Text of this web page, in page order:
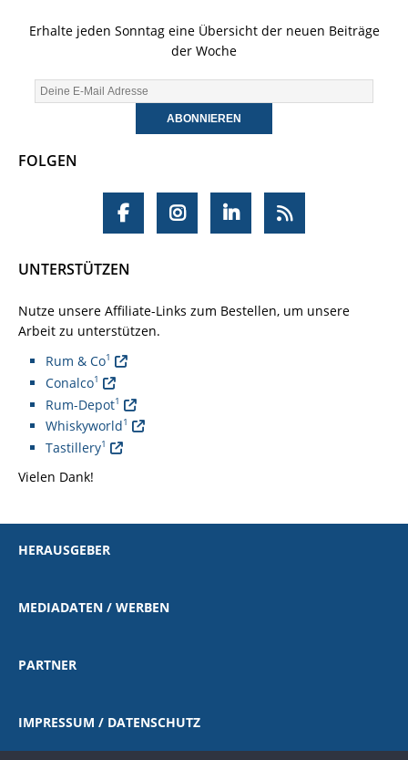
Erhalte jeden Sonntag eine Übersicht der neuen Beiträge
der Woche
FOLGEN
UNTERSTÜTZEN
Nutze unsere Affiliate-Links zum Bestellen, um unsere
Arbeit zu unterstützen.
Rum & Co1
Conalco1
Rum-Depot1
Whiskyworld1
Tastillery1
Vielen Dank!
HERAUSGEBER
MEDIADATEN / WERBEN
PARTNER
IMPRESSUM / DATENSCHUTZ